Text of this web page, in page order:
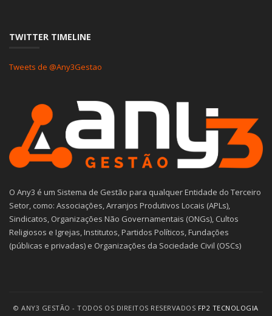
TWITTER TIMELINE
Tweets de @Any3Gestao
O Any3 é um Sistema de Gestão para qualquer Entidade do Terceiro
Setor, como: Associações, Arranjos Produtivos Locais (APLs),
Sindicatos, Organizações Não Governamentais (ONGs), Cultos
Religiosos e Igrejas, Institutos, Partidos Políticos, Fundações
(públicas e privadas) e Organizações da Sociedade Civil (OSCs)
© ANY3 GESTÃO - TODOS OS DIREITOS RESERVADOS FP2 TECNOLOGIA